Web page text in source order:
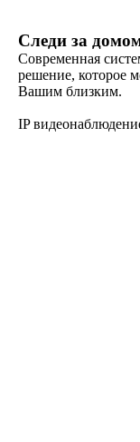
Следи за
Современная
решение, которое
Вашим близким.
IP